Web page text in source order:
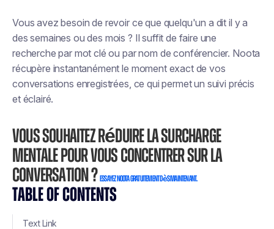
TABLE OF CONTENTS
Text Link
Vous avez besoin de revoir ce que quelqu'un a dit il y a
des semaines ou des mois ? Il suffit de faire une
recherche par mot clé ou par nom de conférencier. Noota
récupère instantanément le moment exact de vos
conversations enregistrées, ce qui permet un suivi précis
et éclairé.
Vous souhaitez réduire la surcharge
mentale pour vous concentrer sur la
conversation ? Essayez Noota gratuitement dès maintenant.